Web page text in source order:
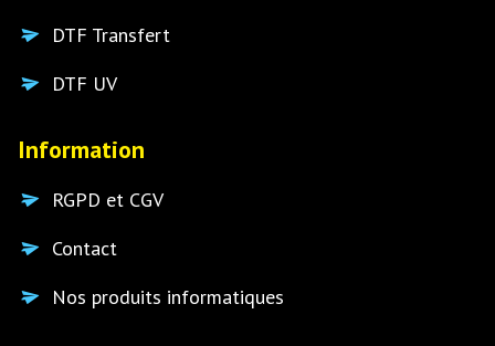
DTF Transfert
DTF UV
Information
RGPD et CGV
Contact
Nos produits informatiques